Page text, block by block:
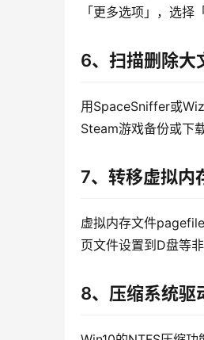
「更多选项」，选
6、扫描删除大
用SpaceSniffer或
Steam游戏备份或下
7、转移虚拟内
虚拟内存文件
页文件设置到D盘等
8、压缩系统驱